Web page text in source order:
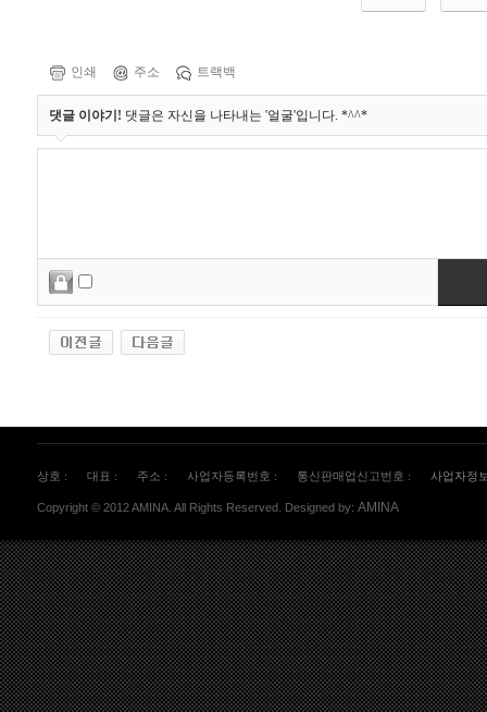
인쇄 주소 트랙백
댓글 이야기! 댓글은 자신을 나타내는 '얼굴'입니다. *^^*
상호 : 대표 : 주소 : 사업자등록번호 : 통신판매업신고번호 : 사업자정
Copyright © 2012 AMINA. All Rights Reserved. Designed by: AMINA